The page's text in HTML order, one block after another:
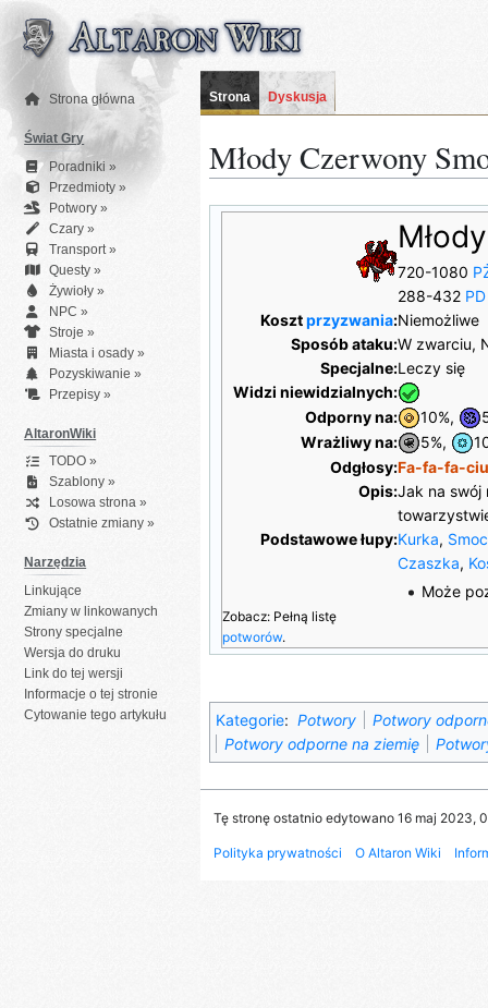
Przejdź
do
zawartości
Strona Dyskusja
Strona główna
Świat Gry
Poradniki »
Przedmioty »
Potwory »
Czary »
Transport »
Questy »
Żywioły »
NPC »
Stroje »
Miasta i osady »
Pozyskiwanie »
Przepisy »
AltaronWiki
TODO »
Szablony »
Losowa strona »
Ostatnie zmiany »
Narzędzia
Linkujące
Zmiany w linkowanych
Strony specjalne
Wersja do druku
Link do tej wersji
Informacje o tej stronie
Cytowanie tego artykułu
Młody Czerwony
720-1080
288-432 PD
Kosztprzyzwania:Niemożliwe
Sposób ataku:W zwarciu,
Specjalne:Leczy się
Widzi niewidzialnych:
Odporny na:
10%,
Wrażliwy na:
5%,
Odgłosy:Fa-fa-fa-
Opis:Jak na swój
Podstawowe łupy:Kurka,
Czaszka,
Może
Zobacz: Pełną listę
potworów.
Kategorie: Potwory
Potwory
Potwory odporne na ziemię
Tę stronę ostatnio edytowano 16 maj 2023,
Polityka prywatności O Altaron Wiki